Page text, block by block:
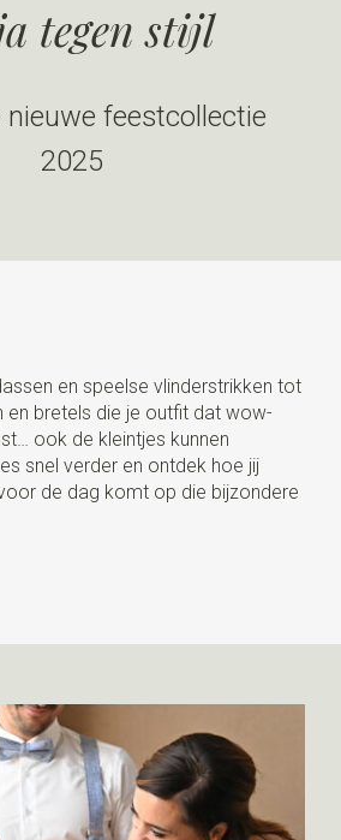
tegen stijl
feestcollectie
2025
en speelse vlinderstrikken tot
en bretels die je outfit dat wow-
ook de kleintjes kunnen
snel verder en ontdek hoe jij
de dag komt op die bijzondere